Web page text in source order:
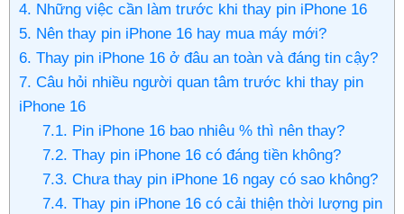
4. Những việc cần làm trước khi thay pin iPhone 16
5. Nên thay pin iPhone 16 hay mua máy mới?
6. Thay pin iPhone 16 ở đâu an toàn và đáng tin cậy?
7. Câu hỏi nhiều người quan tâm trước khi thay pin
iPhone 16
7.1. Pin iPhone 16 bao nhiêu % thì nên thay?
7.2. Thay pin iPhone 16 có đáng tiền không?
7.3. Chưa thay pin iPhone 16 ngay có sao không?
7.4. Thay pin iPhone 16 có cải thiện thời lượng pin